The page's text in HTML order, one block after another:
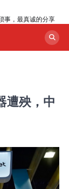
事，最真诚的分享
遭殃，中